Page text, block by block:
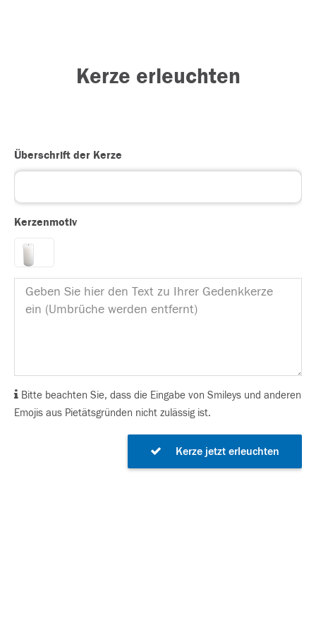
Kerze erleuchten
Überschrift der Kerze
Kerzenmotiv
Bitte beachten Sie, dass die Eingabe von Smileys und anderen
Emojis aus Pietätsgründen nicht zulässig ist.
Kerze jetzt erleuchten